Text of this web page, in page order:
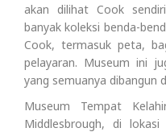
akan dilihat Cook
banyak koleksi benda-
Cook, termasuk peta,
pelayaran. Museum ini
yang semuanya dibangun
Museum Tempat
Middlesbrough, di